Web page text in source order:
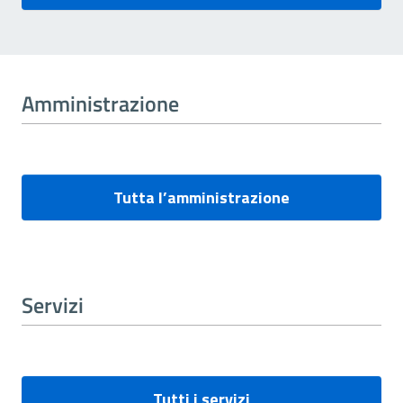
Amministrazione
Tutta l’amministrazione
Servizi